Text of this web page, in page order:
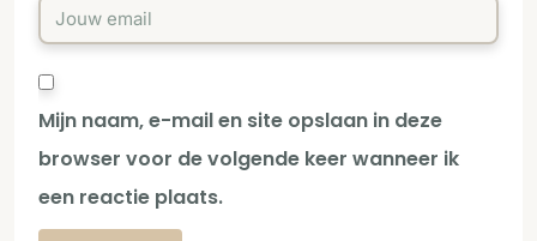
Mijn naam, e-mail en site opslaan in deze
browser voor de volgende keer wanneer ik
een reactie plaats.